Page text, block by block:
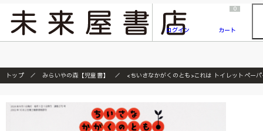
『ONE PIECE magazine 021 ONE PIECEカード付き同梱版』発売延期のご案内
ログイン
0
カート
トップ みらいやの森【児童書】 <ちいさなかがくのとも>これは トイレットペー